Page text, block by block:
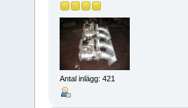
Antal inlägg: 421